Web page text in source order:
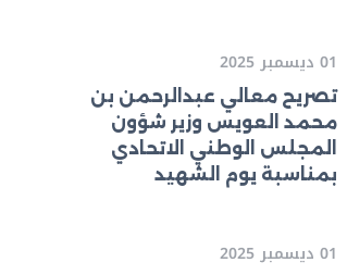
01 ديسمبر 2025
تصريح معالي عبدالرحمن بن
محمد العويس وزير شؤون
المجلس الوطني الاتحادي
بمناسبة يوم الشهيد
01 ديسمبر 2025